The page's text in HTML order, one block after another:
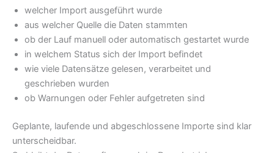
welcher Import ausgeführt wurde
aus welcher Quelle die Daten stammten
ob der Lauf manuell oder automatisch gestartet wurde
in welchem Status sich der Import befindet
wie viele Datensätze gelesen, verarbeitet und
geschrieben wurden
ob Warnungen oder Fehler aufgetreten sind
Geplante, laufende und abgeschlossene Importe sind klar
unterscheidbar.